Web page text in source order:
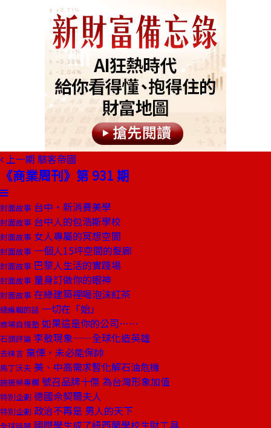
上一期 駭客帝國
《商業周刊》第 931 期
封面故事 台中‧新消費美學
封面故事 台中人的包浩斯學校
封面故事 女人專屬的冥想空間
封面故事 一個人15坪空間的髮廊
封面故事 巴黎人生活的實踐場
封面故事 量身訂做你的眼神
封面故事 在綠建築裡喝泡沫紅茶
總編輯的話 一切在「始」
商場自慢塾 如果這是你的公司……
石頭評論 李敖現象——全球化造英雄
去梯言 棄俥，未必能保帥
馬丁沃夫 美、中高需求暫化解石油危機
施振榮專欄 號召品牌十傑 為台灣形象加值
特別企劃 德國佘契爾夫人
特別企劃 政治不再是 男人的天下
國際學生成了紐西蘭學校生財工具